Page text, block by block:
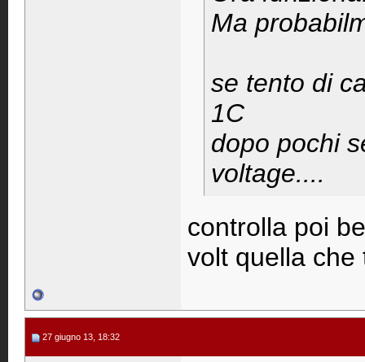
Ma
se tento di
1C
dopo pochi
voltage....
controlla poi
volt quella che
27 giugno 13, 18:32